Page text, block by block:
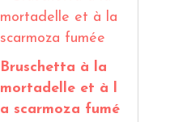
Bruschetta à la
mortadelle et à l
a scarmoza fumé